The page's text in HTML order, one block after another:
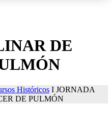
DE
Históricos I JORNADA
DE PULMÓN